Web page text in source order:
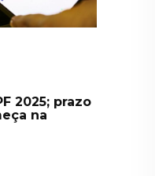
2025; prazo
na